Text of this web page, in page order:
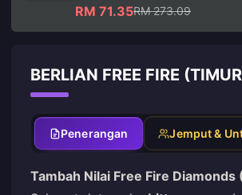
RM 71.35RM 273.09
BERLIAN FREE FIRE
Penerangan Jemput &
Tambah Nilai Free Fire